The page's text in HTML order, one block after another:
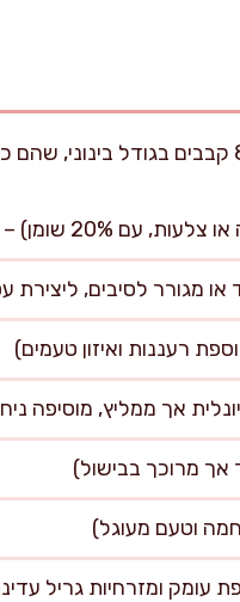
גרם (ללחות וטעם עמוק)
עומק ומזרחיות גריל